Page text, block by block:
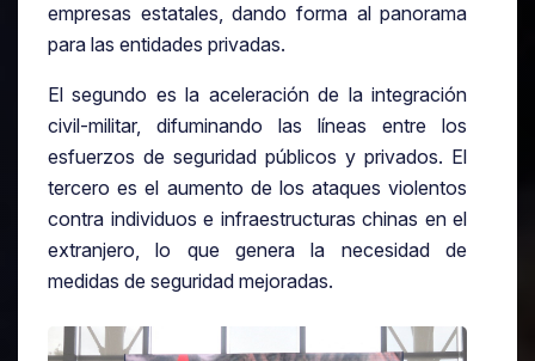
empresas estatales, dando forma al panorama
para las entidades privadas.
El segundo es la aceleración de la integración
civil-militar, difuminando las líneas entre los
esfuerzos de seguridad públicos y privados. El
tercero es el aumento de los ataques violentos
contra individuos e infraestructuras chinas en el
extranjero, lo que genera la necesidad de
medidas de seguridad mejoradas.